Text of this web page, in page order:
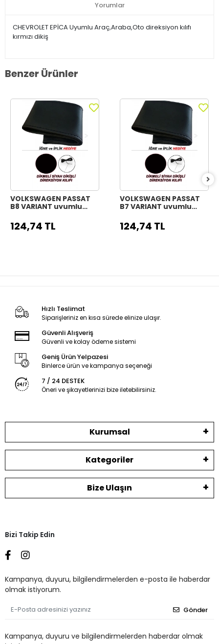
Yorumlar
CHEVROLET EPİCA Uyumlu Araç,Araba,Oto direksiyon kılıfı
kırmızı dikiş
Benzer Ürünler
VOLKSWAGEN PASSAT
B8 VARIANT uyumlu
direksiyon kılıfı siyah
dikiş
124,74 TL
VOLKSWAGEN PASSAT
B7 VARIANT uyumlu
direksiyon kılıfı siyah
dikiş
124,74 TL
Hızlı Teslimat
Siparişleriniz en kısa sürede elinize ulaşır.
Güvenli Alışveriş
Güvenli ve kolay ödeme sistemi
Geniş Ürün Yelpazesi
Binlerce ürün ve kampanya seçeneği
7 / 24 DESTEK
Öneri ve şikayetlerinizi bize iletebilirsiniz.
Kurumsal
Kategoriler
Bize Ulaşın
Bizi Takip Edin
Kampanya, duyuru, bilgilendirmelerden e-posta ile haberdar
olmak istiyorum.
Gönder
Kampanya, duyuru ve bilgilendirmelerden haberdar olmak